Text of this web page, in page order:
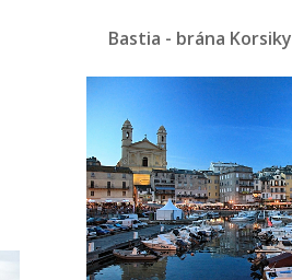
Bastia - brána Korsiky